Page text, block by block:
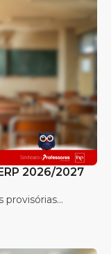
2026/2027
provisórias...